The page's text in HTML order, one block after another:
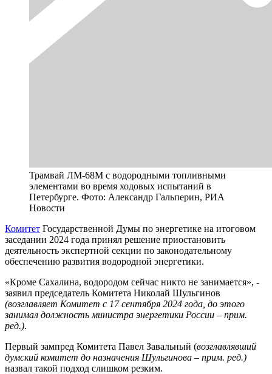
Трамвай ЛМ-68М с водородными топливными
элементами во время ходовых испытаний в
Петербурге. Фото: Александр Гальперин, РИА
Новости
Комитет Государственной Думы по энергетике на итоговом
заседании 2024 года принял решение приостановить
деятельность экспертной секции по законодательному
обеспечению развития водородной энергетики.
«Кроме Сахалина, водородом сейчас никто не занимается», -
заявил председатель Комитета Николай Шульгинов
(возглавляет Комитет с 17 сентября 2024 года, до этого
занимал должность министра энергетики России – прим.
ред.).
Первый зампред Комитета Павел Завальный (возглавлявший
думский комитет до назначения Шульгинова – прим. ред.)
назвал такой подход слишком резким.